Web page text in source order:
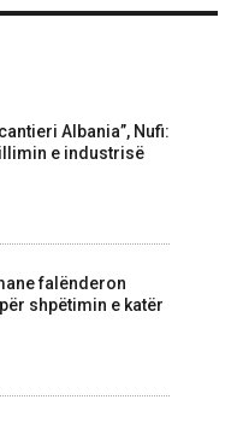
Albania”, Nufi:
e industrisë
falënderon
shpëtimin e katër